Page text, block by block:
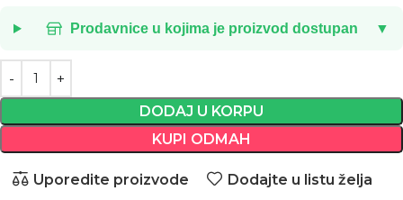
Prodavnice u kojima je proizvod dostupan ▼
DODAJ U KORPU
KUPI ODMAH
Uporedite proizvode Dodajte u listu želja